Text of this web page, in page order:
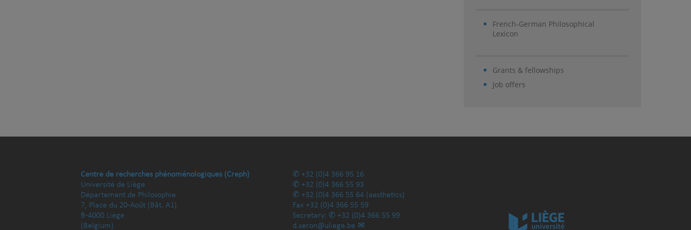
French-German Philosophical
Lexicon
Grants & fellowships
Job offers
Centre de recherches phénoménologiques (Creph)
Université de Liège
Département de Philosophie
7, Place du 20-Août (Bât. A1)
B-4000 Liège
(Belgium)
+32 (0)4 366 95 16
+32 (0)4 366 55 93
+32 (0)4 366 55 64 (aesthetics)
Fax +32 (0)4 366 55 59
Secretary:
+32 (0)4 366 55 99
d.seron@uliege.be